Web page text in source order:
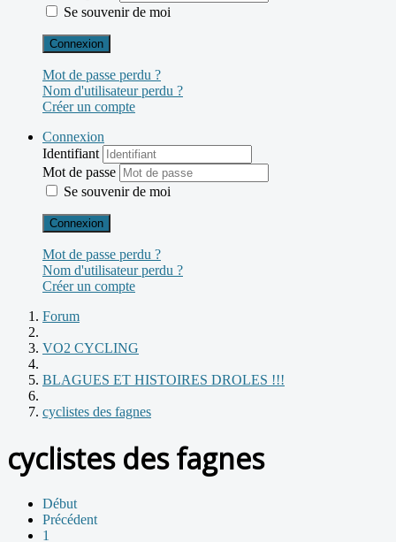
Se souvenir de moi
Connexion
Mot de passe perdu ?
Nom d'utilisateur perdu ?
Créer un compte
Connexion
Identifiant
Mot de passe
Se souvenir de moi
Connexion
Mot de passe perdu ?
Nom d'utilisateur perdu ?
Créer un compte
Forum
VO2 CYCLING
BLAGUES ET HISTOIRES DROLES !!!
cyclistes des fagnes
cyclistes des fagnes
Début
Précédent
1